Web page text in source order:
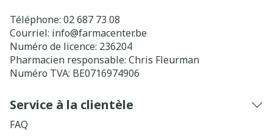
Téléphone: 02 687 73 08
Courriel: info@farmacenter.be
Numéro de licence: 236204
Pharmacien responsable: Chris Fleurman
Numéro TVA: BE0716974906
Service à la clientèle
FAQ